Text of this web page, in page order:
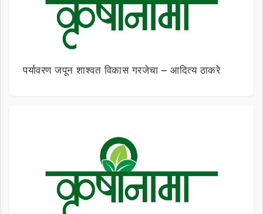
पर्यावरण जपून शाश्वत विकास गरजेचा – आदित्य ठाकरे